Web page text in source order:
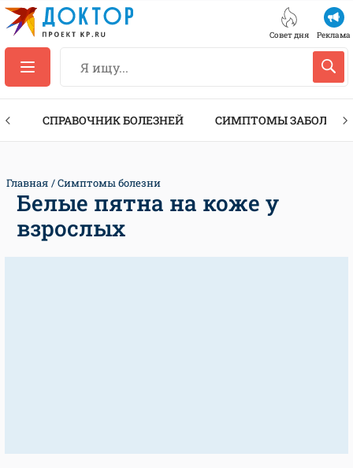
Совет дня Реклама
СПРАВОЧНИК БОЛЕЗНЕЙ СИМПТОМЫ
Главная Симптомы болезни
Белые пятна на коже у
взрослых